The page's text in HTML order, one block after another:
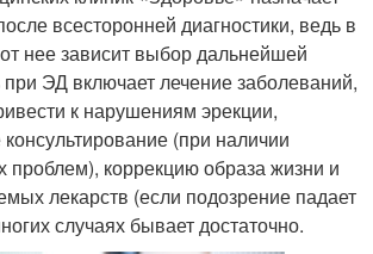
всесторонней диагностики, ведь в
нее зависит выбор дальнейшей
ЭД включает лечение заболеваний,
к нарушениям эрекции,
консультирование (при наличии
проблем), коррекцию образа жизни и
лекарств (если подозрение падает
случаях бывает достаточно.